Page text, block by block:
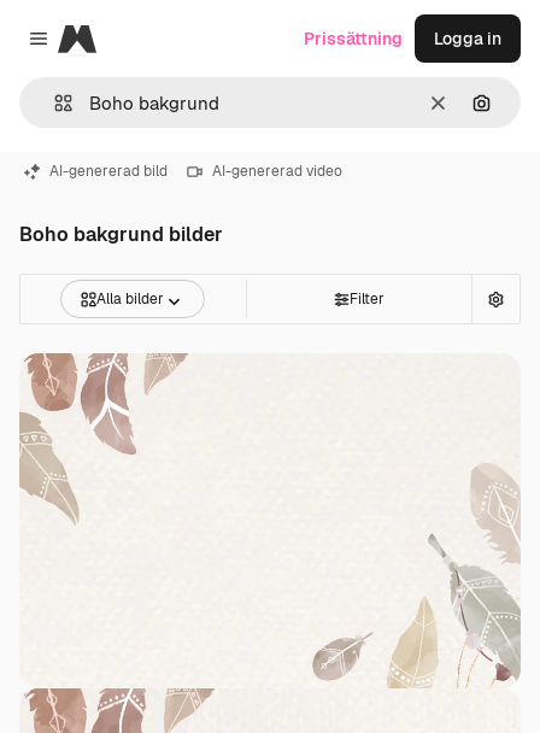
Close menu
Magnific
RensaSök
Prissättning Logga in
AI-genererad bild AI-genererad video
Boho bakgrund bilder
Alla bilder Filter